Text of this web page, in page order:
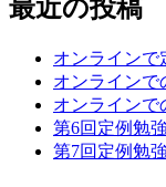
最近の投稿
オンラインで
オンラインで
オンラインで
第6回定例勉
第7回定例勉